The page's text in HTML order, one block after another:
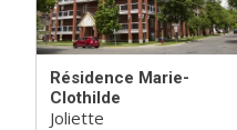
Résidence Marie-
Clothilde
Joliette